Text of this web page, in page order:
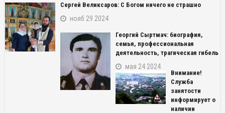
Сергей Великсаров: С Богом ничего не страшно
нояб 29 2024
Георгий Сыртмач: биография,
семья, профессиональная
деятельность, трагическая гибель
мая 24 2024
Внимание!
Служба
занятости
информирует о
наличии